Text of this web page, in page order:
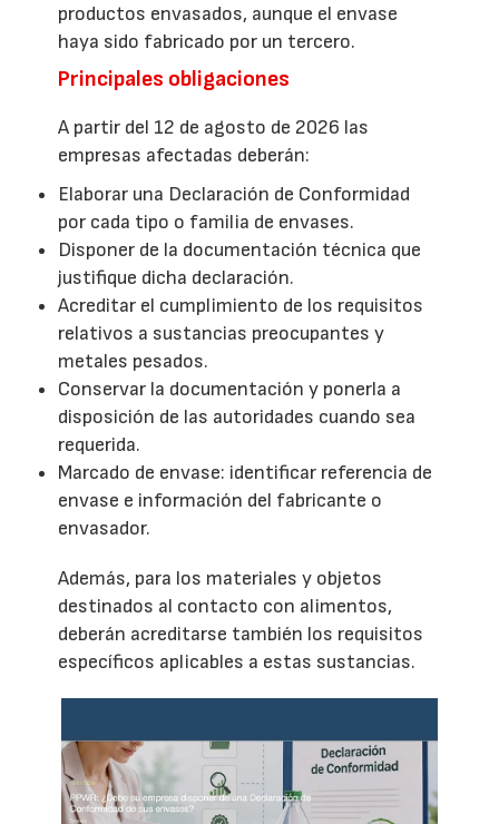
productos envasados, aunque el envase
haya sido fabricado por un tercero.
Principales obligaciones
A partir del 12 de agosto de 2026 las
empresas afectadas deberán:
Elaborar una Declaración de Conformidad
por cada tipo o familia de envases.
Disponer de la documentación técnica que
justifique dicha declaración.
Acreditar el cumplimiento de los requisitos
relativos a sustancias preocupantes y
metales pesados.
Conservar la documentación y ponerla a
disposición de las autoridades cuando sea
requerida.
Marcado de envase: identificar referencia de
envase e información del fabricante o
envasador.
Además, para los materiales y objetos
destinados al contacto con alimentos,
deberán acreditarse también los requisitos
específicos aplicables a estas sustancias.